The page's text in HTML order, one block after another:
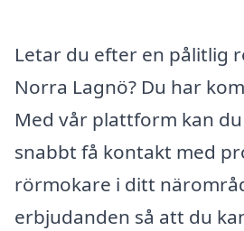
Letar du efter en pålitlig
Norra Lagnö? Du har
Med vår plattform kan
snabbt få kontakt med
rörmokare i ditt
erbjudanden så att du